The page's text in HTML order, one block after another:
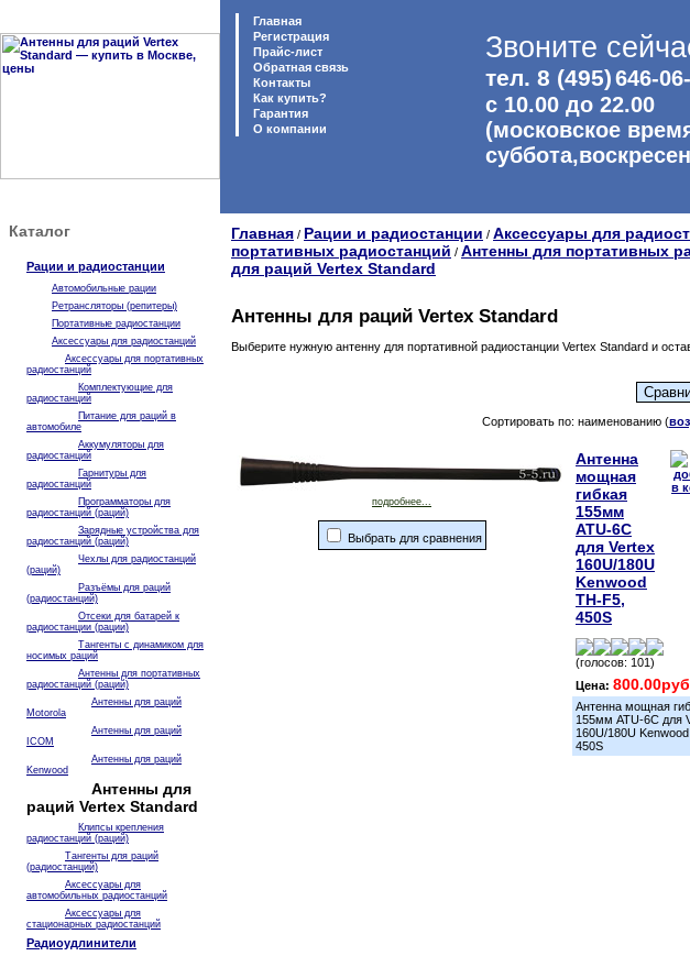
Главная
Регистрация
Прайс-лист
Обратная связь
Контакты
Как купить?
Гарантия
O компании
Звоните
тел. 8 (495)646-
с 10.00 до 22.00
(московское
Каталог
Рации и радиостанции
Автомобильные рации
Ретрансляторы (репитеры)
Портативные радиостанции
Аксессуары для радиостанций
Аксессуары для портативных
радиостанций
Комплектующие для
радиостанций
Питание для раций в
автомобиле
Аккумуляторы для
радиостанций
Гарнитуры для
радиостанций
Программаторы для
радиостанций (раций)
Зарядные устройства для
радиостанций (раций)
Чехлы для радиостанций
(раций)
Разъёмы для раций
(радиостанций)
Отсеки для батарей к
радиостанции (рации)
Тангенты с динамиком для
носимых раций
Антенны для портативных
радиостанций (раций)
Антенны для раций
Motorola
Антенны для раций
ICOM
Антенны для раций
Kenwood
Антенны для
раций Vertex Standard
Клипсы крепления
радиостанций (раций)
Тангенты для раций
(радиостанций)
Аксессуары для
автомобильных радиостанций
Аксессуары для
стационарных радиостанций
Радиоудлинители
Главная / Рации и радиостанции / Аксессуары для
портативных радиостанций / Антенны для портативных
для раций Vertex Standard
Антенны для раций Vertex Standard
Выберите нужную антенну для портативной радиостанции Vertex Standard и
Сортировать по: наименованию (
подробнее...
Выбрать для сравнения
Антенна
мощная
гибкая
155мм
ATU-6C
для Vertex
160U/180U
Kenwood
TH-F5,
450S
(голосов: 101)
Цена:
Антенна мощная
155мм ATU-6C для
160U/180U
450S